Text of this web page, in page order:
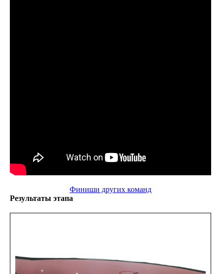
Финиши других команд
Результаты этапа